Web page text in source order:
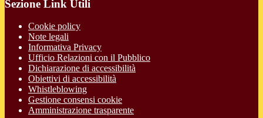
Sezione Link Utili
Cookie policy
Note legali
Informativa Privacy
Ufficio Relazioni con il Pubblico
Dichiarazione di accessibilità
Obiettivi di accessibilità
Whistleblowing
Gestione consensi cookie
Amministrazione trasparente